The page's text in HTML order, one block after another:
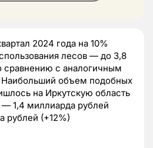
2024 года на 10%
лесов — до 3,8
сравнению с аналогичным
объем подобных
на Иркутскую область
1,4 миллиарда рублей
рублей (+12%)